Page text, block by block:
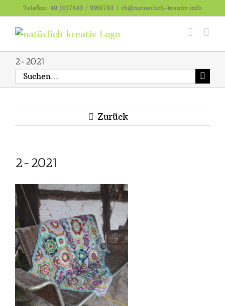
Inhalt
springen
Telefon: 49 (0)7843 / 9951783 | rb@natuerlich-kreativ.info
2-2021
Suche
nach:
Zurück
2-2021